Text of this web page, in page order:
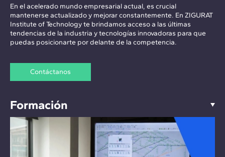
En el acelerado mundo empresarial actual, es crucial
mantenerse actualizado y mejorar constantemente. En ZIGURAT
Institute of Technology te brindamos acceso a las últimas
tendencias de la industria y tecnologías innovadoras para que
puedas posicionarte por delante de la competencia.
Contáctanos
Formación